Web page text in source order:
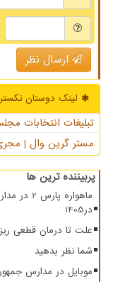
ارسال نظر
لینک دوستان
تبلیغات انتخابات
مستر گرین وال |
پربیننده ترین ها
ماهواره
در1405
علت تا درمان قطعی
شما نظر بدهید
موبایل در مدارس